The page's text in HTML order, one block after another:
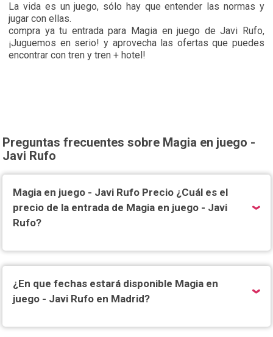
La vida es un juego, sólo hay que entender las normas y
jugar con ellas.
compra ya tu entrada para Magia en juego de Javi Rufo,
¡Juguemos en serio! y aprovecha las ofertas que puedes
encontrar con tren y tren + hotel!
Preguntas frecuentes sobre Magia en juego -
Javi Rufo
Magia en juego - Javi Rufo Precio ¿Cuál es el
precio de la entrada de Magia en juego - Javi
Rufo?
¿En que fechas estará disponible Magia en
juego - Javi Rufo en Madrid?